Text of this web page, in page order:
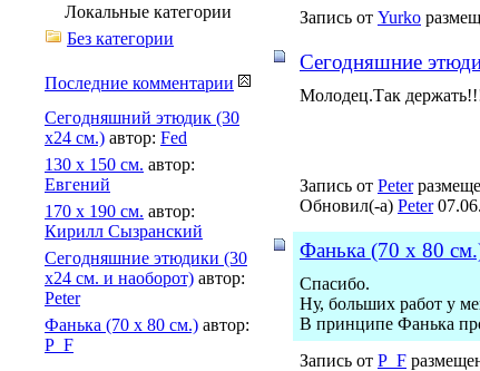
Запись от Yurko
Сегодняшние
Молодец.Так
Запись от Peter
Обновил(-а) Peter
Фанька (70 х 80
Спасибо.
Ну, больших работ у
В принципе Фанька
Запись от P_F
Локальные категории
Без категории
Последние комментарии
Сегодняшний этюдик (30
х24 см.) автор: Fed
130 х 150 см. автор:
Евгений
170 х 190 см. автор:
Кирилл Сызранский
Сегодняшние этюдики (30
х24 см. и наоборот) автор:
Peter
Фанька (70 х 80 см.) автор:
P_F